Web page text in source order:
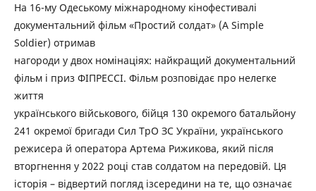
На 16-му Одеському міжнародному кінофестивалі
документальний фільм «Простий солдат» (A Simple
Soldier) отримав
нагороди у двох номінаціях: найкращий документальний
фільм і приз ФІПРЕССІ. Фільм розповідає про нелегке
життя
українського військового, бійця 130 окремого батальйону
241 окремої бригади Сил ТрО ЗС України, українського
режисера й оператора Артема Рижикова, який після
вторгнення у 2022 році став солдатом на передовій. Ця
історія – відвертий погляд ізсередини на те, що означає